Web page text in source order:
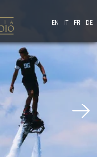
EN IT FR DE